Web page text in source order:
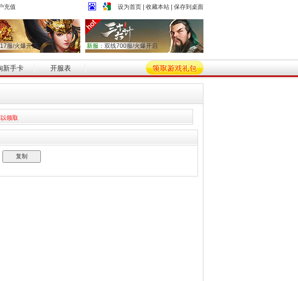
充值 设为首页 收藏本站 保存到桌面
服/火爆开启 新服： 双线700服/火爆开启
新手卡 开服表
领取